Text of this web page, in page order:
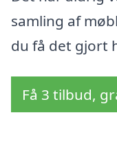
samling af
du få det gjort
Få 3 tilbud,